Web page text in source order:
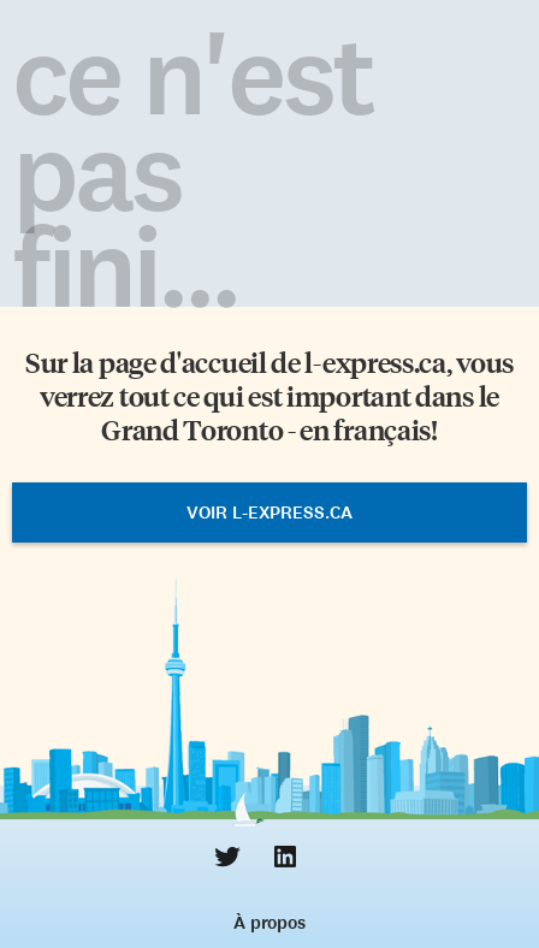
ce n'est
pas
fini...
Sur la page d'accueil del-express.ca, vous
verrez tout ce qui est important dans le
Grand Toronto - en français!
VOIR L-EXPRESS.CA
À propos